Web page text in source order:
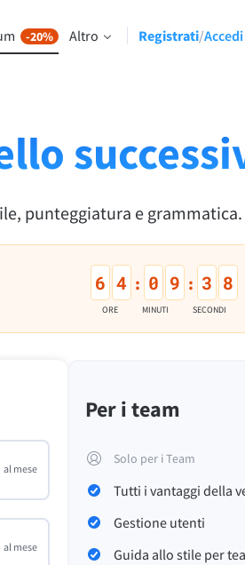
-20% Altro Registrati/Accedi
voce del brand
Leggi di più
Applicazioni
Privacy
Accedi
punteggiatura e grammatica.
6 4 : 0 9 : 3 7
ORE MINUTI SECONDI
al mese
al mese
Per i team
Solo per i Team
Tutti i vantaggi della
Gestione utenti
Guida allo stile per